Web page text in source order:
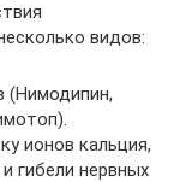
видов:
(Нимодипин,
ионов кальция,
гибели нервных